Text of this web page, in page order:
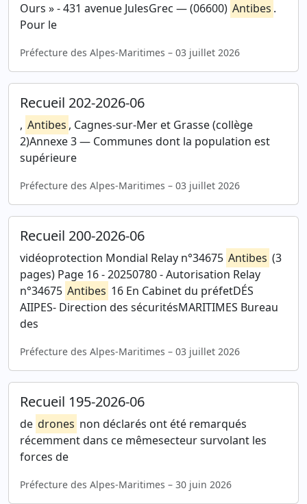
Ours » - 431 avenue JulesGrec — (06600) Antibes .
Pour le
Préfecture des Alpes-Maritimes – 03 juillet 2026
Recueil 202-2026-06
, Antibes , Cagnes-sur-Mer et Grasse (collège
2)Annexe 3 — Communes dont la population est
supérieure
Préfecture des Alpes-Maritimes – 03 juillet 2026
Recueil 200-2026-06
vidéoprotection Mondial Relay n°34675 Antibes (3
pages) Page 16 - 20250780 - Autorisation Relay
n°34675 Antibes 16 En Cabinet du préfetDÉS
AIIPES- Direction des sécuritésMARITIMES Bureau
des
Préfecture des Alpes-Maritimes – 03 juillet 2026
Recueil 195-2026-06
de drones non déclarés ont été remarqués
récemment dans ce mêmesecteur survolant les
forces de
Préfecture des Alpes-Maritimes – 30 juin 2026